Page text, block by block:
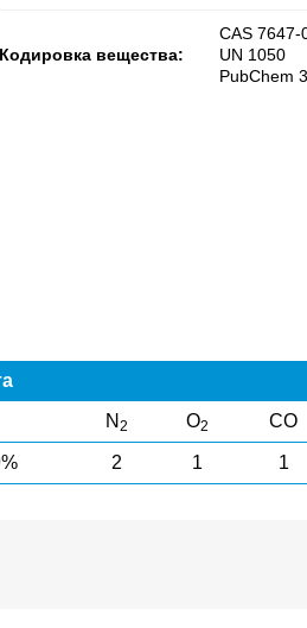
Кодировка вещества:
CAS 7647-
UN 1050
PubChem
N 2 O2 CO
2 1 1